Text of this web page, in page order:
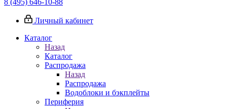
8 (495) 646-10-88
Личный кабинет
Каталог
Назад
Каталог
Распродажа
Назад
Распродажа
Водоблоки и бэкплейты
Периферия